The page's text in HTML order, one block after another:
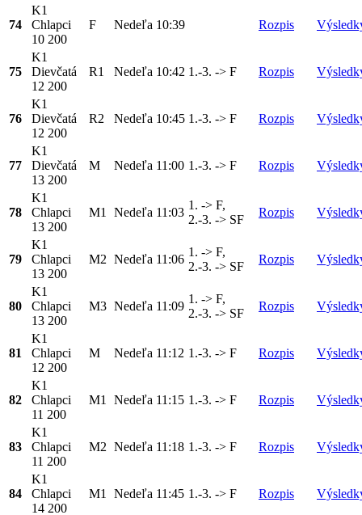
74
K1
Chlapci
10 200
F Nedeľa 10:39 Rozpis
75
K1
Dievčatá
12 200
R1 Nedeľa 10:42 1.-3. -> F Rozpis
76
K1
Dievčatá
12 200
R2 Nedeľa 10:45 1.-3. -> F Rozpis
77
K1
Dievčatá
13 200
M Nedeľa 11:00 1.-3. -> F Rozpis
78
K1
Chlapci
13 200
M1 Nedeľa 11:03
1. -> F,
2.-3. -> SF
Rozpis
79
K1
Chlapci
13 200
M2 Nedeľa 11:06
1. -> F,
2.-3. -> SF
Rozpis
80
K1
Chlapci
13 200
M3 Nedeľa 11:09
1. -> F,
2.-3. -> SF
Rozpis
81
K1
Chlapci
12 200
M Nedeľa 11:12 1.-3. -> F Rozpis
82
K1
Chlapci
11 200
M1 Nedeľa 11:15 1.-3. -> F Rozpis
83
K1
Chlapci
11 200
M2 Nedeľa 11:18 1.-3. -> F Rozpis
84
K1
Chlapci
14 200
M1 Nedeľa 11:45 1.-3. -> F Rozpis